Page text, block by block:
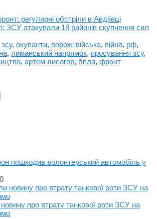
регулярні обстріли в Авдіївці
ЗСУ атакували 18 районів скупчення сил
зсу, окупанти, ворожі війська, війна, рф,
, лиманський напрямок, просування зсу,
, артем лисогор, бпла, фронт
пошкодив волонтерський автомобіль у
про втрату танкової роти ЗСУ на